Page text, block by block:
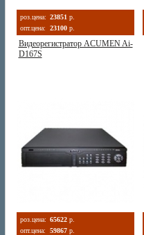
роз.цена: 23851 р.
опт.цена:
23100 р.
Видеорегистратор ACUMEN Ai-
D167S
роз.цена: 65622 р.
опт.цена:
59867 р.